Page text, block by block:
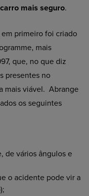
carro mais seguro.
em primeiro foi criado
mais
que, no que diz
presentes no
mais viável. Abrange
os seguintes
de vários ângulos e
o acidente pode vir a